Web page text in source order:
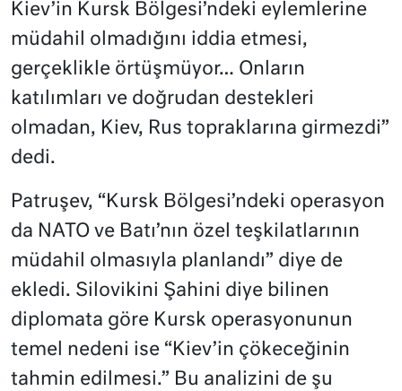
Kiev’in Kursk Bölgesi’ndeki eylemlerine
müdahil olmadığını iddia etmesi,
gerçeklikle örtüşmüyor… Onların
katılımları ve doğrudan destekleri
olmadan, Kiev, Rus topraklarına girmezdi”
dedi.
Patruşev, “Kursk Bölgesi’ndeki operasyon
da NATO ve Batı’nın özel teşkilatlarının
müdahil olmasıyla planlandı” diye de
ekledi. Silovikini Şahini diye bilinen
diplomata göre Kursk operasyonunun
temel nedeni ise “Kiev’in çökeceğinin
tahmin edilmesi.” Bu analizini de şu